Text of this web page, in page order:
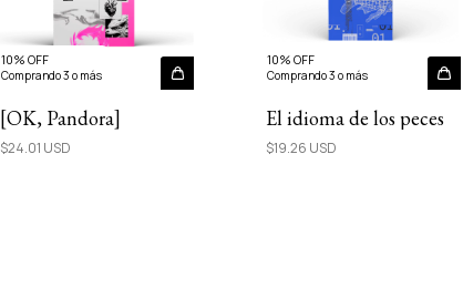
10% OFF
Comprando 3 o más
[OK, Pandora]
$24.01 USD
10% OFF
Comprando 3 o más
El idioma de los peces
$19.26 USD